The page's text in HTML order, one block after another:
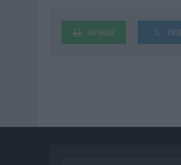
IMPRIMIR